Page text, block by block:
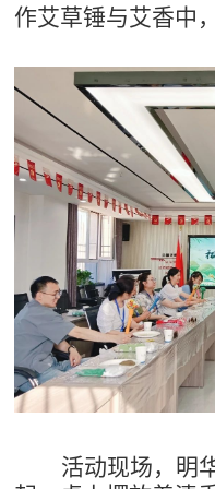
作艾草锤与艾香中
活动现场， 明